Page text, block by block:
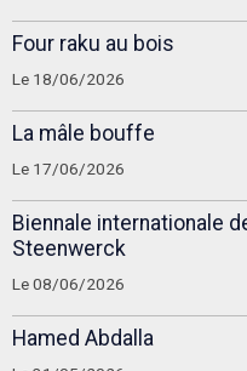
Four raku au bois
Le 18/06/2026
La mâle bouffe
Le 17/06/2026
Biennale internationale
Steenwerck
Le 08/06/2026
Hamed Abdalla